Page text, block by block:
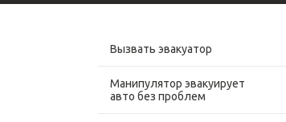
Вызвать эвакуатор
Манипулятор эвакуирует
авто без проблем